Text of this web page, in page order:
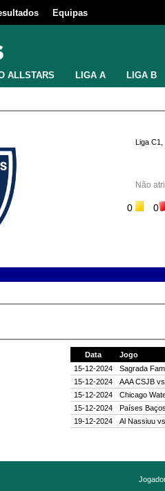
Equipas
ALLSTARS LIGA A LIGA B
Liga C1,
Não
0 0
Data
Jogo
15-12-2024
Sagrada
15-12-2024
AAA CSJB
15-12-2024
Chicago
15-12-2024
Países
19-12-2024
Al Nassiuu